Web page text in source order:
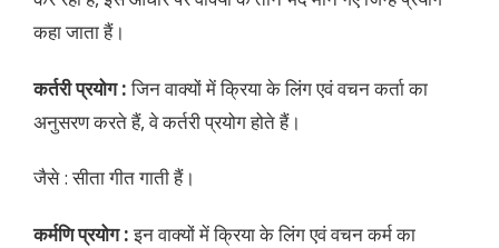
कहा जाता हैं।
कर्तरी प्रयोग :जिन वाक्यों में क्रिया के लिंग एवं वचन कर्ता का
अनुसरण करते हैं, वे कर्तरी प्रयोग होते हैं।
जैसे : सीता गीत गाती हैं।
कर्मणि प्रयोग :इन वाक्यों में क्रिया के लिंग एवं वचन कर्म का